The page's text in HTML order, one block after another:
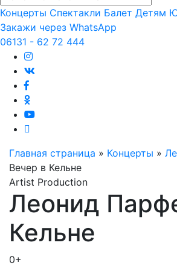
Концерты Спектакли Балет Детям
Закажи через WhatsApp
06131 - 62 72 444
Главная страница » Концерты »
Вечер в Кельне
Artist Production
Леонид
Кельне
0+